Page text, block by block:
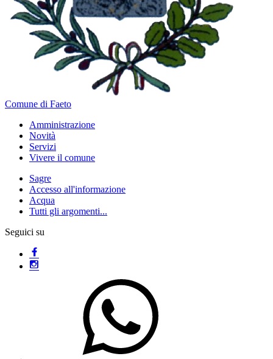
Comune di Faeto
Amministrazione
Novità
Servizi
Vivere il comune
Sagre
Accesso all'informazione
Acqua
Tutti gli argomenti...
Seguici su